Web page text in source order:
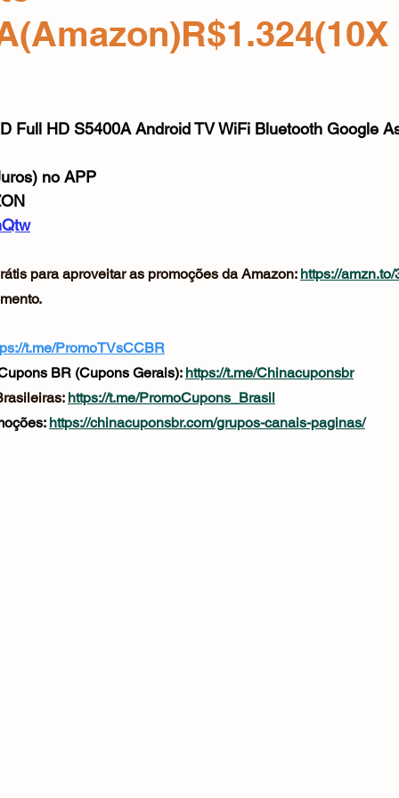
Alimentos e Bebidas
5 estrelas.
Full HD S5400A Android TV WiFi Bluetooth Google
no APP
para aproveitar as promoções da Amazon: https://
t.me/PromoTVsCCBR
BR (Cupons Gerais): https://t.me/Chinacuponsbr
https://t.me/PromoCupons_Brasil
https://chinacuponsbr.com/grupos-canais-paginas/